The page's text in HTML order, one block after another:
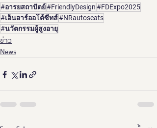
#อารยสถาปัตย์#FriendlyDesign#FDExpo2025
#เอ็นอาร์ออโต้ซีทส์#NRautoseats
#นวัตกรรมผู้สูงอายุ
ข่าว
News